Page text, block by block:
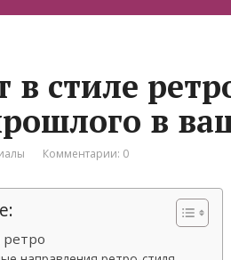
в стиле
в
Комментарии: 0
ретро